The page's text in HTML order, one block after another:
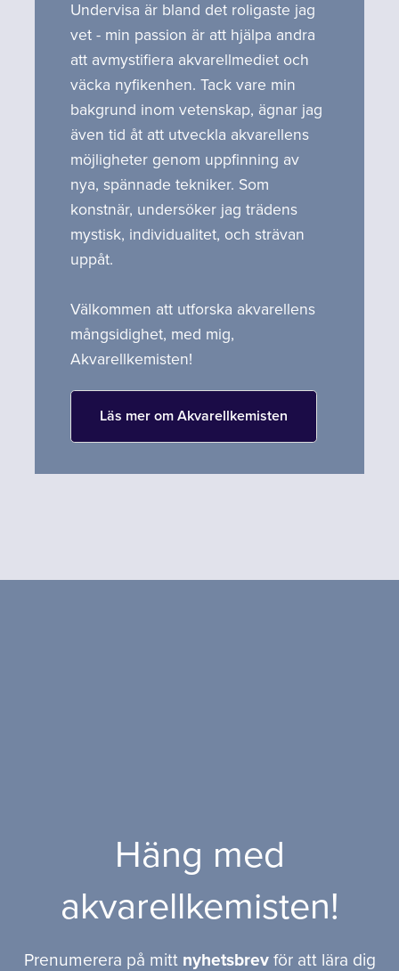
Undervisa är bland det roligaste jag
vet - min passion är att hjälpa andra
att avmystifiera akvarellmediet och
väcka nyfikenhen. Tack vare min
bakgrund inom vetenskap, ägnar jag
även tid åt att utveckla akvarellens
möjligheter genom uppfinning av
nya, spännade tekniker. Som
konstnär, undersöker jag trädens
mystisk, individualitet, och strävan
uppåt.
Välkommen att utforska akvarellens
mångsidighet, med mig,
Akvarellkemisten!
Läs mer om Akvarellkemisten
Häng med
akvarellkemisten!
Prenumerera på mitt nyhetsbrev för att lära dig